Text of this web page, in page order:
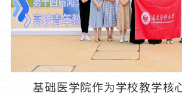
基础医学院作为学校教学核